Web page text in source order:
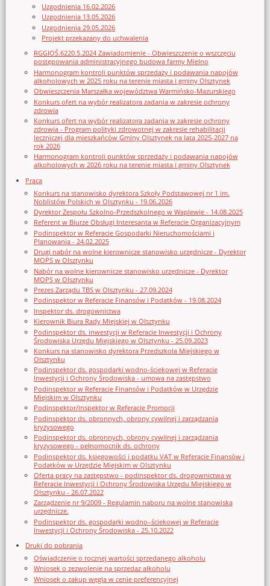
Uzgodnienia 16.02.2026
Uzgodnienia 13.05.2026
Uzgodnienia 29.05.2026
Projekt przekazany do uchwalenia
RGGIOŚ.6220.5.2024 Zawiadomienie - Obwieszczenie o wszczęciu
postępowania administracyjnego budowa farmy Mielno
Harmonogram kontroli punktów sprzedaży i podawania napojów
alkoholowych w 2025 roku na terenie miasta i gminy Olsztynek
Obwieszczenia Marszałka województwa Warmińsko-Mazurskiego
Konkurs ofert na wybór realizatora zadania w zakresie ochrony
zdrowia
Konkurs ofert na wybór realizatora zadania w zakresie ochrony
zdrowia - Program polityki zdrowotnej w zakresie rehabilitacji
leczniczej dla mieszkańców Gminy Olsztynek na lata 2025-2027 na
rok 2026
Harmonogram kontroli punktów sprzedaży i podawania napojów
alkoholowych w 2026 roku na terenie miasta i gminy Olsztynek
Praca
Konkurs na stanowisko dyrektora Szkoły Podstawowej nr 1 im.
Noblistów Polskich w Olsztynku - 19.06.2026
Dyrektor Zespołu Szkolno-Przedszkolnego w Waplewie - 14.08.2025
Referent w Biurze Obsługi Interesanta w Referacie Organizacyjnym
Podinspektor w Referacie Gospodarki Nieruchomościami i
Planowania - 24.02.2025
Drugi nabór na wolne kierownicze stanowisko urzędnicze - Dyrektor
MOPS w Olsztynku
Nabór na wolne kierownicze stanowisko urzędnicze - Dyrektor
MOPS w Olsztynku
Prezes Zarządu TBS w Olsztynku - 27.09.2024
Podinspektor w Referacie Finansów i Podatków - 19.08.2024
Inspektor ds. drogownictwa
Kierownik Biura Rady Miejskiej w Olsztynku
Podinspektor ds. inwestycji w Referacie Inwestycji i Ochrony
Środowiska Urzędu Miejskiego w Olsztynku - 25.09.2023
Konkurs na stanowisko dyrektora Przedszkola Miejskiego w
Olsztynku
Podinspektor ds. gospodarki wodno-ściekowej w Referacie
Inwestycji i Ochrony Środowiska - umowa na zastępstwo
Podinspektor w Referacie Finansów i Podatków w Urzędzie
Miejskim w Olsztynku
Podinspektor/inspektor w Referacie Promocji
Podinspektor ds. obronnych, obrony cywilnej i zarządzania
kryzysowego
Podinspektor ds. obronnych, obrony cywilnej i zarządzania
kryzysowego - pełnomocnik ds. ochrony
Podinspektor ds. księgowości i podatku VAT w Referacie Finansów i
Podatków w Urzędzie Miejskim w Olsztynku
Oferta pracy na zastępstwo - podinspektor ds. drogownictwa w
Referacie Inwestycji i Ochrony Środowiska Urzędu Miejskiego w
Olsztynku - 26.07.2022
Zarządzenie nr 9/2009 - Regulamin naboru na wolne stanowiska
urzędnicze.
Podinspektor ds. gospodarki wodno–ściekowej w Referacie
Inwestycji i Ochrony Środowiska - 25.10.2022
Druki do pobrania
Oświadczenie o rocznej wartości sprzedanego alkoholu
Wniosek o zezwolenie na sprzedaz alkoholu
Wniosek o zakup węgla w cenie preferencyjnej